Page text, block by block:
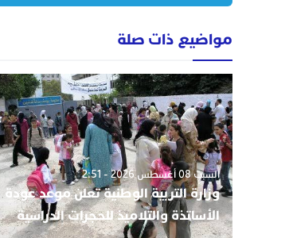
مواضيع ذات صلة
السبت 08 أغسطس 2026 - 2:51
وزارة التربية الوطنية تعلن موعد عودة
الأساتذة والتلاميذ للحجرات الدراسية